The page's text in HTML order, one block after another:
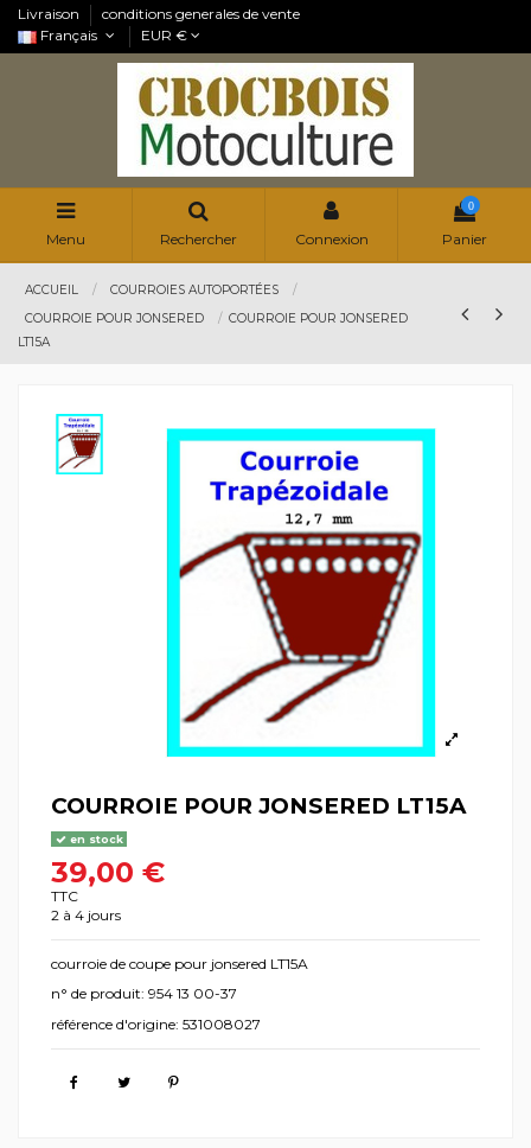
Livraison
conditions generales de vente
Français
EUR €
Menu Rechercher Connexion
0
Panier
ACCUEIL
COURROIES AUTOPORTÉES
COURROIE POUR JONSERED
COURROIE POUR JONSERED
LT15A
COURROIE POUR JONSERED LT15A
en stock
39,00 €
TTC
2 à 4 jours
courroie de coupe pour jonsered LT15A
n° de produit: 954 13 00-37
référence d'origine: 531008027